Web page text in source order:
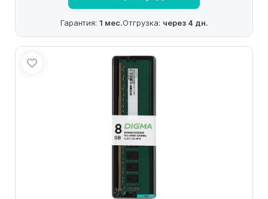
Гарантия: 1 мес.Отгрузка: через 4 дн.